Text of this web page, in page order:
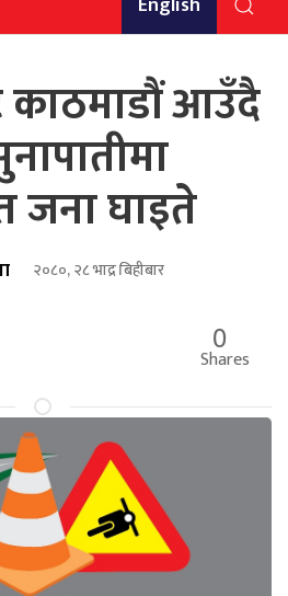
काठमाडौं आउँदै
जना घाइते
२०८०, २८ भाद्र बिहीबार
0
Shares